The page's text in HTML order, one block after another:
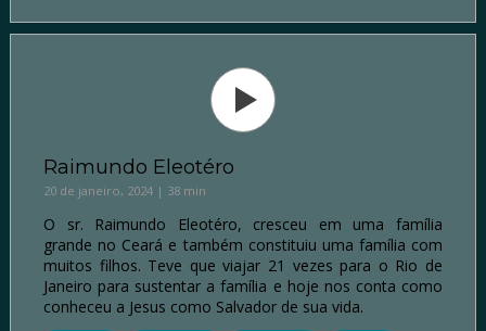
Raimundo Eleotéro
20 de janeiro, 2024 | 38 min
O sr. Raimundo Eleotéro, cresceu em uma família
grande no Ceará e também constituiu uma família com
muitos filhos. Teve que viajar 21 vezes para o Rio de
Janeiro para sustentar a família e hoje nos conta como
conheceu a Jesus como Salvador de sua vida.